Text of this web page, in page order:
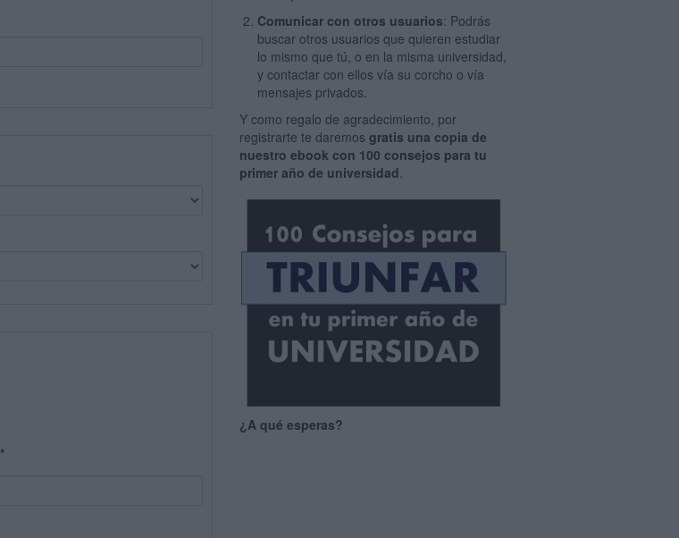
*
Comunicar con otros usuarios: Podrás
buscar otros usuarios que quieren estudiar
lo mismo que tú, o en la misma universidad,
y contactar con ellos vía su corcho o vía
mensajes privados.
Y como regalo de agradecimiento, por
registrarte te daremosgratis una copia de
nuestro ebook con 100 consejos para tu
primer año de universidad.
¿A qué esperas?